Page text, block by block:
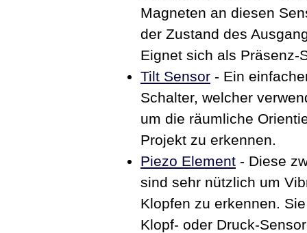
Magneten an diesen
der Zustand des
Eignet sich als Präsenz-
Tilt Sensor - Ein
Schalter, welcher
um die räumliche
Projekt zu erkennen.
Piezo Element - Diese
sind sehr nützlich um
Klopfen zu erkennen.
Klopf- oder Druck-